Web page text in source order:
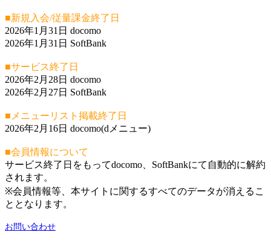
■新規入会/従量課金終了日
2026年1月31日 docomo
2026年1月31日 SoftBank
■サービス終了日
2026年2月28日 docomo
2026年2月27日 SoftBank
■メニューリスト掲載終了日
2026年2月16日 docomo(dメニュー)
■会員情報について
サービス終了日をもってdocomo、SoftBankにて自動的に解約
されます。
※会員情報等、本サイトに関するすべてのデータが消えるこ
ととなります。
お問い合わせ